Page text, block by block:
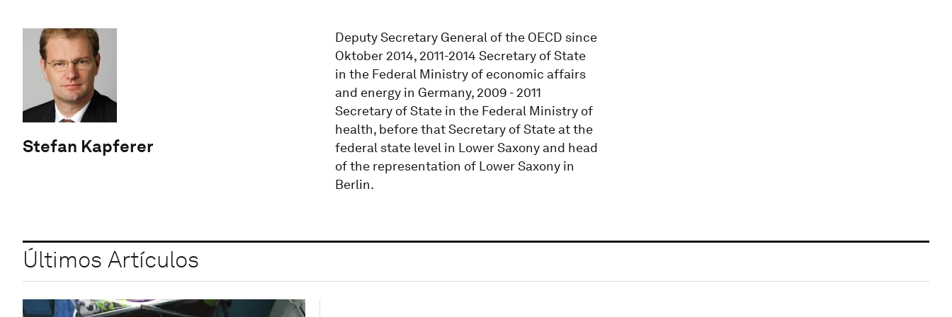
Stefan Kapferer
Deputy Secretary General of the OECD since
Oktober 2014, 2011-2014 Secretary of State
in the Federal Ministry of economic affairs
and energy in Germany, 2009 - 2011
Secretary of State in the Federal Ministry of
health, before that Secretary of State at the
federal state level in Lower Saxony and head
of the representation of Lower Saxony in
Berlin.
Últimos Artículos